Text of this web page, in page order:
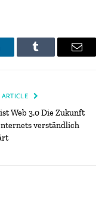
Tumblr Email
ARTICLE
Web 3.0 Die Zukunft
verständlich